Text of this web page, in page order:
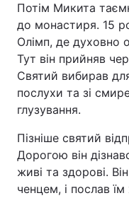
Цікавинки
Відео з Youtube
Інтерв'ю
Архів
Контакти
Потім Микита
до монастиря. 15
Олімп, де духовно
Тут він прийняв
Святий вибирав
послухи та зі
глузування.
Пізніше святий
Дорогою він
живі та здорові.
ченцем, і послав